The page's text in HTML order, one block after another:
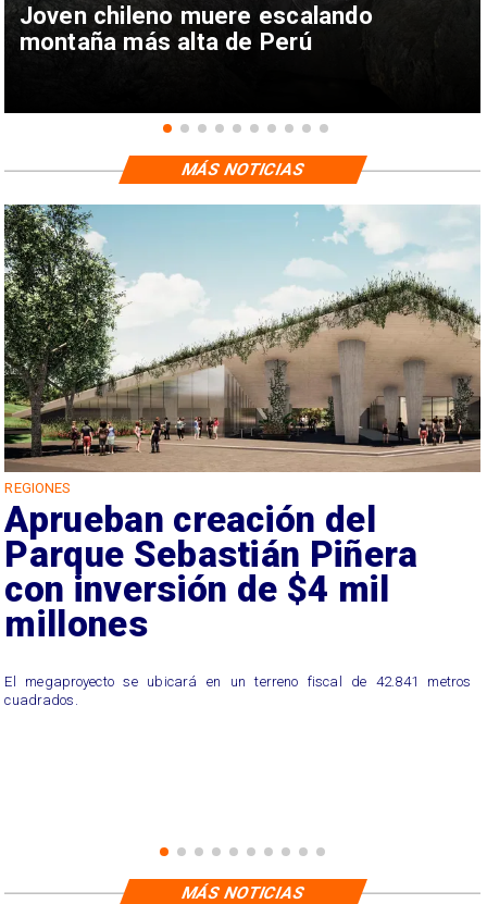
Joven chileno muere escalando
montaña más alta de Perú
REGIONES
Aprueban creación del
Parque Sebastián Piñera
con inversión de $4 mil
millones
El megaproyecto se ubicará en un terreno fiscal de 42.841 metros
cuadrados.
MÁS NOTICIAS
MÁS NOTICIAS